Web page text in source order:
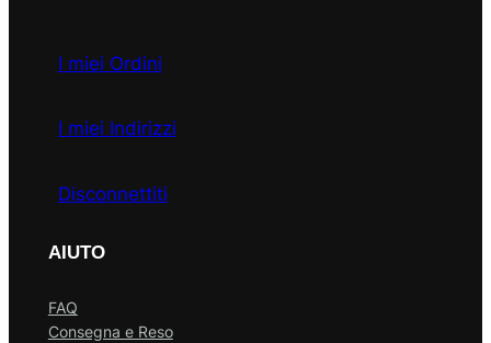
I miei Ordini
I miei Indirizzi
Disconnettiti
AIUTO
FAQ
Consegna e Reso